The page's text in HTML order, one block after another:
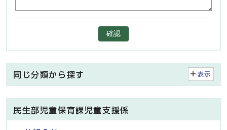
確認
同じ分類から探す 表示
民生部児童保育課児童支援係